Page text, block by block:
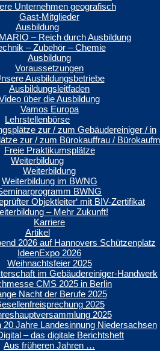
Unternehmen geografisch
Gast-Mitglieder
Ausbildung
– Reich durch Ausbildung
– Zubehör – Chemie
Ausbildung
Voraussetzungen
Ausbildungsbetriebe
Ausbildungsleitfaden
über die Ausbildung
Vamos Europa
Lehrstellenbörse
zur / zum Gebäudereiniger / in
zur / zum Bürokauffrau /
Freie Praktikumsplätze
Weiterbildung
Weiterbildung
Weiterbildung im BWNG
BWNG
Objektleiter‘ mit BIV-Zertifikat
– Mehr Zukunft!
Karriere
Artikel
2026 auf Hannovers Schützenplatz
IdeenExpo 2026
Weihnachtsfeier 2025
im Gebäudereiniger-Handwerk
CMS 2025 in Berlin
Nacht der Berufe 2025
2025
2025
20 Jahre Landesinnung Niedersachsen
– das digitale Berichtsheft
Aus früheren Jahren …